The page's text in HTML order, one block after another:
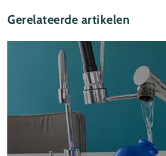
Gerelateerde artikelen